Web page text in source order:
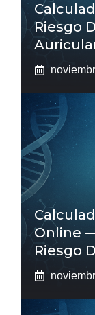
Riesgo
Online
Riesgo